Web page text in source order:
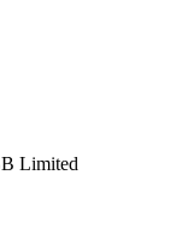
Limited